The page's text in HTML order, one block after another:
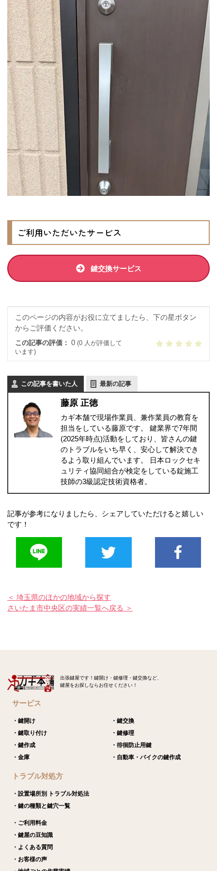
ご利用いただいたサービス
鍵交換サービス
このページの内容がお役に立てましたら、下の星ボタン
からご評価ください。
この記事の評価： 0 (0 人が評価して
います)
この記事を書いた人 最新の記事
藤原 正徳
カギ本舗で現場作業員、兼作業員の教育を
担当をしている藤原です。 鍵業界で7年間
(2025年時点)活動をしており、皆さんの鍵
のトラブルをいち早く、安心して解決でき
るよう取り組んでいます。 日本ロックセキ
ュリティ協同組合が検定をしている錠施工
技師の3級認定技術資格者。
記事が参考になりましたら、シェアしていただけると嬉しい
です！
＜ 埼玉県のほかの地域から探す
さいたま市中央区の実績一覧へ戻る ＞
出張鍵屋です！鍵開け・鍵修理・鍵交換など、
鍵屋をお探しならお任せください！
サービス
・鍵開け
・鍵交換
・鍵取り付け
・鍵修理
・鍵作成
・徘徊防止用鍵
・金庫
・自動車・バイクの鍵作成
トラブル対処方
・設置場所別 トラブル対処法
・鍵の種類と鍵穴一覧
・ご利用料金
・鍵屋の豆知識
・よくある質問
・お客様の声